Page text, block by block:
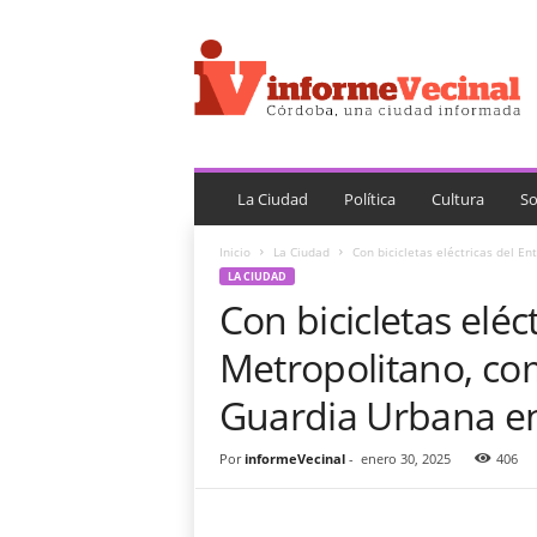
n
f
o
e
e
La Ciudad Política Cultura
Inicio La Ciudad Con bicicletas eléctricas del
LA CIUDAD
Con bicicletas
Metropolitano,
Guardia Urbana
Por informeVecinal- enero 30, 2025 406